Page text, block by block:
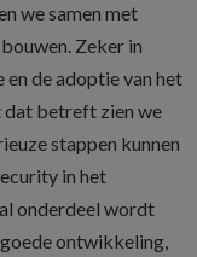
we samen met
Zeker in
de adoptie van het
betreft zien we
stappen kunnen
in het
onderdeel wordt
ontwikkeling,